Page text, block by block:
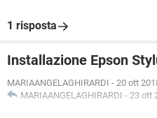
1 risposta
Installazione Epson
MARIAANGELAGHIRARDI - 20 ott
MARIAANGELAGHIRARDI - 23 ott